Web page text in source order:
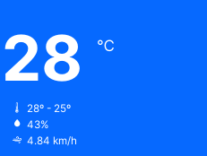
28 ℃
28º - 25º
43%
4.84 km/h